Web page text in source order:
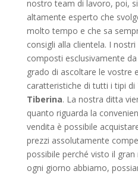
nostro team di lavoro, poi,
altamente esperto che
molto tempo e che sa
consigli alla clientela. I
composti esclusivamente
grado di ascoltare le vostre
caratteristiche di tutti i tipi di
Tiberina. La nostra ditta
quanto riguarda la
vendita è possibile
prezzi assolutamente
possibile perché visto il
ogni giorno abbiamo,